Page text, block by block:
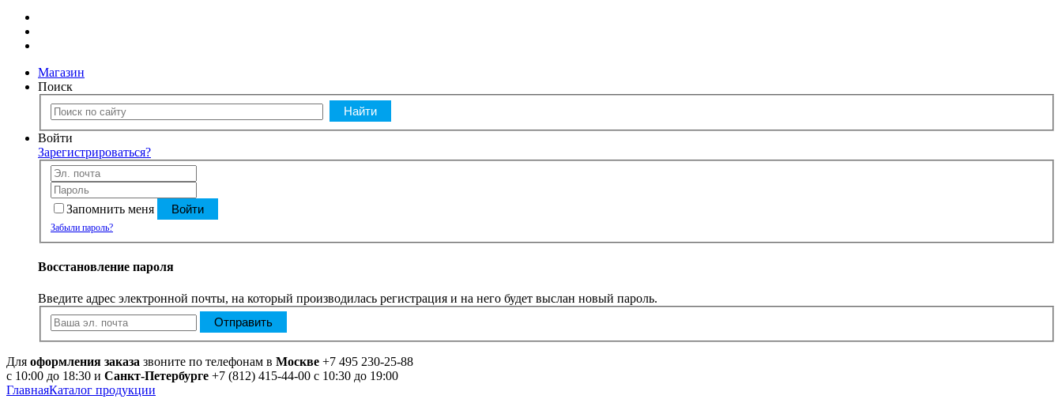
Магазин
Поиск
Войти
Зарегистрироваться?
Запомнить меня Войти
Забыли пароль?
Восстановление пароля
Введите адрес электронной почты, на который производилась регистрация и на него будет выслан новый пароль.
Отправить
Для оформления заказа звоните по телефонам в Москве +7 495 230-25-88
с 10:00 до 18:30 и Санкт-Петербурге +7 (812) 415-44-00 с 10:30 до 19:00
ГлавнаяКаталог продукции